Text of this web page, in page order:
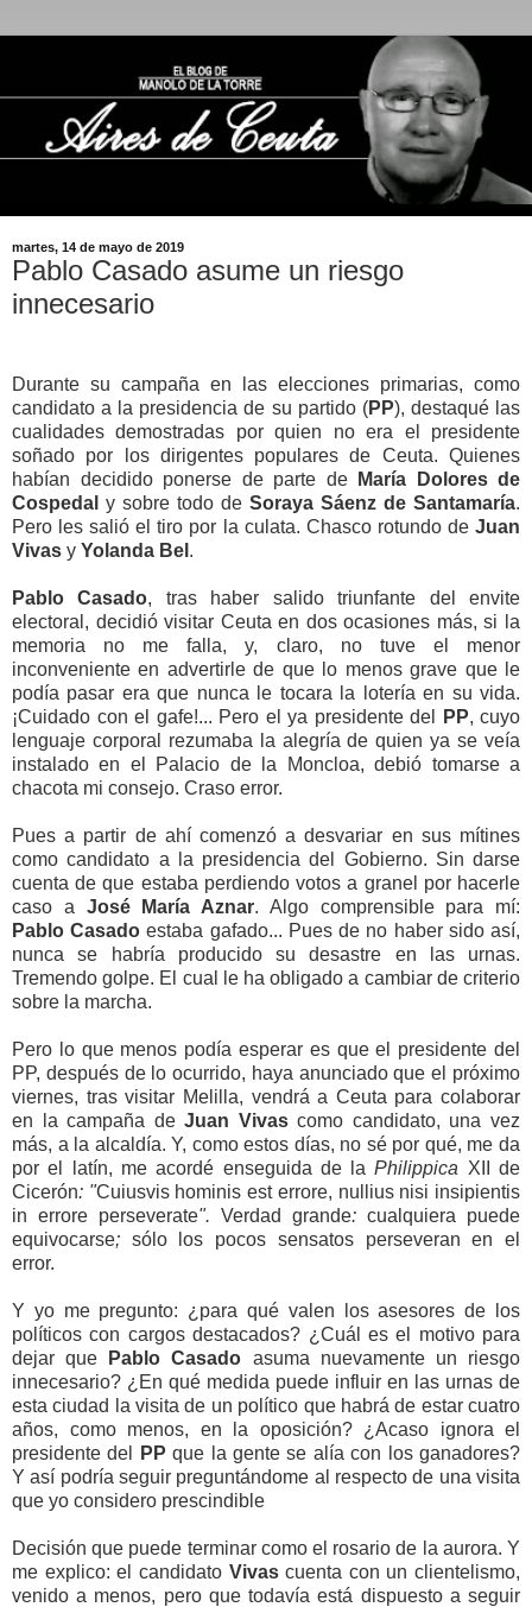
martes, 14 de mayo de 2019
Pablo Casado asume un riesgo
innecesario
Durante su campaña en las elecciones primarias, como
candidato a la presidencia de su partido (PP), destaqué las
cualidades demostradas por quien no era el presidente
soñado por los dirigentes populares de Ceuta. Quienes
habían decidido ponerse de parte de
María Dolores de
Cospedal y sobre todo de Soraya Sáenz de Santamaría.
Pero les salió el tiro por la culata. Chasco rotundo de Juan
Vivas y Yolanda Bel .
Pablo Casado, tras haber salido triunfante del envite
electoral, decidió visitar Ceuta en dos ocasiones más, si la
memoria no me falla, y, claro, no tuve el menor
inconveniente en advertirle de que lo menos grave que le
podía pasar era que nunca le tocara la lotería en su vida.
¡Cuidado con el gafe!... Pero el ya presidente del
PP, cuyo
lenguaje corporal rezumaba la alegría de quien ya se veía
instalado en el Palacio de la Moncloa, debió tomarse a
chacota mi consejo. Craso error.
Pues a partir de ahí comenzó a desvariar en sus mítines
como candidato a la presidencia del Gobierno. Sin darse
cuenta de que estaba perdiendo votos a granel por hacerle
caso a José María Aznar. Algo comprensible para mí:
Pablo Casado estaba gafado... Pues de no haber sido así,
nunca se habría producido su desastre en las urnas.
Tremendo golpe. El cual le ha obligado a cambiar de criterio
sobre la marcha.
Pero lo que menos podía esperar es que el presidente del
PP, después de lo ocurrido, haya anunciado que el próximo
viernes, tras visitar Melilla, vendrá a Ceuta para colaborar
en la campaña deJuan Vivascomo candidato, una vez
más, a la alcaldía. Y, como estos días, no sé por qué, me da
por el latín, me acordé enseguida de laPhilippica XII de
Cicerón: "Cuiusvis hominis est errore, nullius nisi insipientis
in errore perseverate". Verdad grande: cualquiera puede
equivocarse; sólo los pocos sensatos perseveran en el
error.
Y yo me pregunto: ¿para qué valen los asesores de los
políticos con cargos destacados? ¿Cuál es el motivo para
dejar que
Pablo Casado asuma nuevamente un riesgo
innecesario? ¿En qué medida puede influir en las urnas de
esta ciudad la visita de un político que habrá de estar cuatro
años, como menos, en la oposición? ¿Acaso ignora el
presidente del
PP que la gente se alía con los ganadores?
Y así podría seguir preguntándome al respecto de una visita
que yo considero prescindible
Decisión que puede terminar como el rosario de la aurora. Y
me explico: el candidato Vivascuenta con un clientelismo,
venido a menos, pero que todavía está dispuesto a seguir